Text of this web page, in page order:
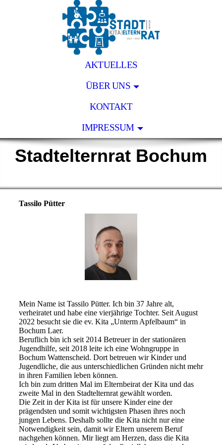
AKTUELLES
ÜBER UNS
KONTAKT
IMPRESSUM
Stadtelternrat Bochum
Tassilo Pütter
Mein Name ist Tassilo Pütter. Ich bin 37 Jahre alt,
verheiratet und habe eine vierjährige Tochter. Seit August
2022 besucht sie die ev. Kita „Unterm Apfelbaum“ in
Bochum Laer.
Beruflich bin ich seit 2014 Betreuer in der stationären
Jugendhilfe, seit 2018 leite ich eine Wohngruppe in
Bochum Wattenscheid. Dort betreuen wir Kinder und
Jugendliche, die aus unterschiedlichen Gründen nicht mehr
in ihren Familien leben können.
Ich bin zum dritten Mal im Elternbeirat der Kita und das
zweite Mal in den Stadtelternrat gewählt worden.
Die Zeit in der Kita ist für unsere Kinder eine der
prägendsten und somit wichtigsten Phasen ihres noch
jungen Lebens. Deshalb sollte die Kita nicht nur eine
Notwendigkeit sein, damit wir Eltern unserem Beruf
nachgehen können. Mir liegt am Herzen, dass die Kita